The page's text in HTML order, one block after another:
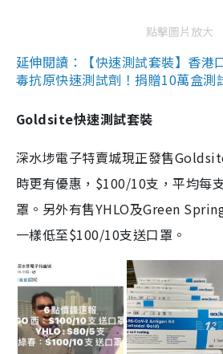
點擊圖片放大
延伸閱讀：【快速測試套裝】香港
毒抗原快速測試劑！捐贈10萬盒測
Goldsite快速測試套裝
深水埗電子特賣城現正發售
時更有優惠，$100/10支，平均每
罩。另外有售YHLO及Green
一樣低至$100/10支送口罩。